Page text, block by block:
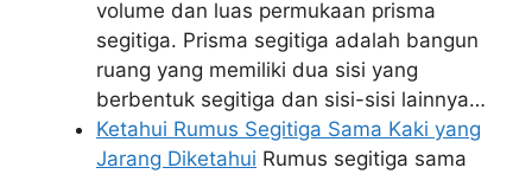
volume dan luas permukaan prisma
segitiga. Prisma segitiga adalah bangun
ruang yang memiliki dua sisi yang
berbentuk segitiga dan sisi-sisi lainnya…
Ketahui Rumus Segitiga Sama Kaki yang
Jarang Diketahui Rumus segitiga sama